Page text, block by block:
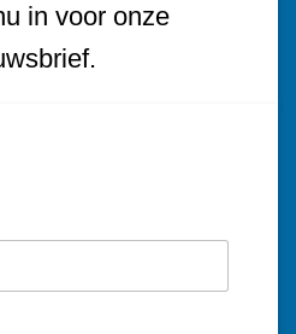
in voor onze